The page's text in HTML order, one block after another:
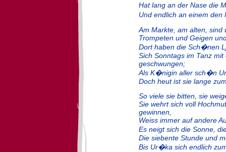
Hat lang an der Nase die
Und endlich an einem
Am Markte, am alten, sind
Trompeten und Geigen
Dort haben die Sch�nen
Sich Sonntags im Tanz
geschwungen;
Als K�nigin aller sch�n
Doch heut ist sie lange
So viele sie bitten, sie
Sie wehrt sich voll
gewinnen,
Weiss immer auf andere
Es neigt sich die Sonne,
Die siebente Stunde und
Bis Ur�ka sich endlich